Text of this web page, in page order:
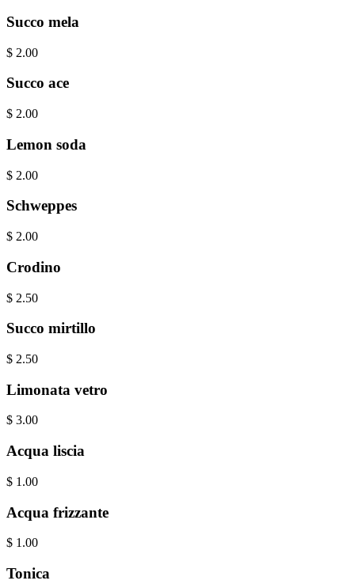
Succo mela
$ 2.00
Succo ace
$ 2.00
Lemon soda
$ 2.00
Schweppes
$ 2.00
Crodino
$ 2.50
Succo mirtillo
$ 2.50
Limonata vetro
$ 3.00
Acqua liscia
$ 1.00
Acqua frizzante
$ 1.00
Tonica